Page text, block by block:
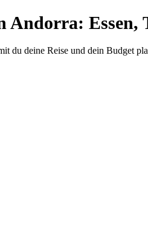
Andorra:
du deine Reise und dein Budget